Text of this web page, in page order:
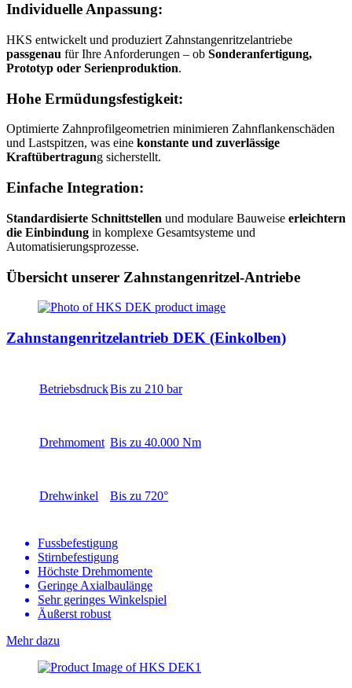
Individuelle Anpassung:
HKS entwickelt und produziert Zahnstangenritzelantriebe
passgenau für Ihre Anforderungen – ob Sonderanfertigung,
Prototyp oder Serienproduktion.
Hohe Ermüdungsfestigkeit:
Optimierte Zahnprofilgeometrien minimieren Zahnflankenschäden
und Lastspitzen, was eine konstante und zuverlässige
Kraftübertragung sicherstellt.
Einfache Integration:
Standardisierte Schnittstellen und modulare Bauweise erleichtern
die Einbindung in komplexe Gesamtsysteme und
Automatisierungsprozesse.
Übersicht unserer Zahnstangenritzel-Antriebe
Zahnstangenritzelantrieb DEK (Einkolben)
BetriebsdruckBis zu 210 bar
Drehmoment Bis zu 40.000 Nm
Drehwinkel Bis zu 720°
Fussbefestigung
Stirnbefestigung
Höchste Drehmomente
Geringe Axialbaulänge
Sehr geringes Winkelspiel
Äußerst robust
Mehr dazu